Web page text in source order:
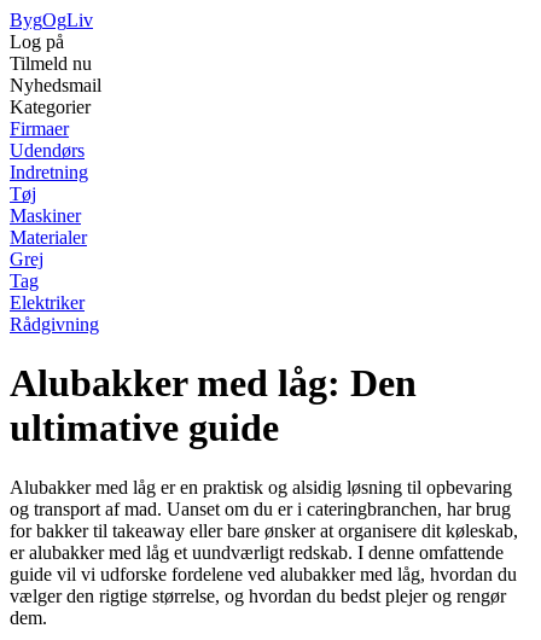
BygOgLiv
Log på
Tilmeld nu
Nyhedsmail
Kategorier
Firmaer
Udendørs
Indretning
Tøj
Maskiner
Materialer
Grej
Tag
Elektriker
Rådgivning
Alubakker med låg: Den
ultimative guide
Alubakker med låg er en praktisk og alsidig løsning til opbevaring
og transport af mad. Uanset om du er i cateringbranchen, har brug
for bakker til takeaway eller bare ønsker at organisere dit køleskab,
er alubakker med låg et uundværligt redskab. I denne omfattende
guide vil vi udforske fordelene ved alubakker med låg, hvordan du
vælger den rigtige størrelse, og hvordan du bedst plejer og rengør
dem.